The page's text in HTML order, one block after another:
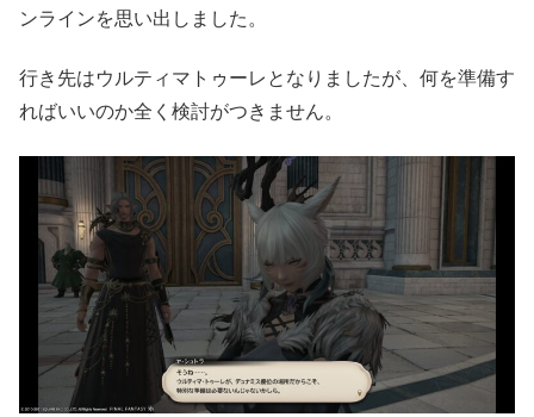
ンラインを思い出しました。
行き先はウルティマトゥーレとなりましたが、何を準備す
ればいいのか全く検討がつきません。